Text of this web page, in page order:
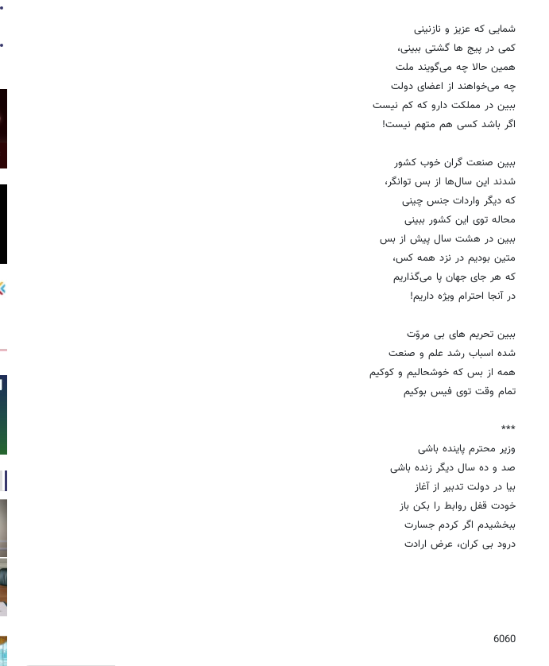
شمایی که عزیز و نازنینی
کمی‌ در پیج ها گشتی ببینی،
همین حالا چه می‌گویند ملت
چه می‌خواهند از اعضای دولت
ببین در مملکت دارو که کم نیست
اگر باشد کسی هم متهم نیست!
ببین صنعت گران خوب کشور
شدند این سال‌ها از بس توانگر،
که دیگر واردات جنس چینی
محاله توی این کشور ببینی
ببین در هشت سال پیش از بس
متین بودیم در نزد همه کس،
که هر جای جهان پا می‌گذاریم
در آنجا احترام ویژه داریم!
ببین تحریم های بی مروّت
شده اسباب رشد علم و صنعت
همه از بس که خوشحالیم و کوکیم
تمام وقت توی فیس بوکیم
***
وزیر محترم پاینده باشی
صد و ده سال دیگر زنده باشی
بیا در دولت تدبیر از آغاز
خودت قفل روابط را بکن باز
ببخشیدم اگر کردم جسارت
درود بی کران، عرض ارادت
6060